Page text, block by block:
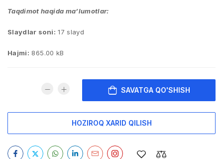
Taqdimot haqida ma’lumotlar:
Slaydlar soni: 17 slayd
Hajmi: 865.00 kB
SAVATGA QO'SHISH
HOZIROQ XARID QILISH